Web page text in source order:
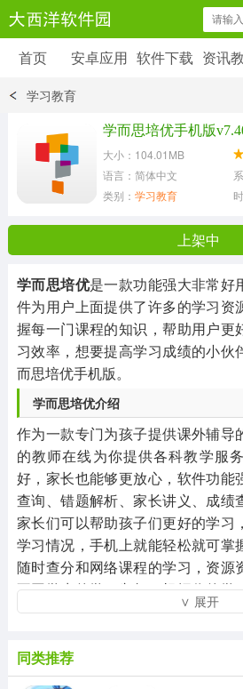
安卓应用 软件下载
6179 款应用
39 款应用
首页 安卓应用 软件下载 资讯
学习教育
学而思培优手机版
大小：104.01MB
语言：简体中文
类别： 学习教育
上架中
学而思培优是一款功能强大非常好
件为用户上面提供了许多的学习资
握每一门课程的知识，帮助用户更
习效率，想要提高学习成绩的小伙
而思培优手机版。
学而思培优介绍
作为一款专门为孩子提供课外辅导
的教师在线为你提供各科教学服
好，家长也能够更放心，软件功能
查询、错题解析、家长讲义、成绩
家长们可以帮助孩子们更好的学习
学习情况，手机上就能轻松就可掌
随时查分和网络课程的学习，资源
不同学生的学习兴趣。根据你的学
的学习计划，轻松就可掌握各项知
加便捷、高效的提升知识能力，这
为您上课，优秀师资，教学经验
∨ 展开
同类推荐